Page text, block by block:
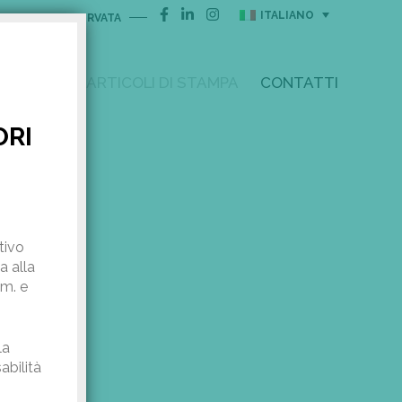
alla
e
AREA RISERVATA ITALIANO
CONTATTI